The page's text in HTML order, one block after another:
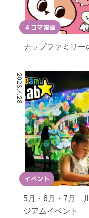
４コマ漫画
ナップファミリー
2026.4.28
イベント
5月・6月・7月
ジアムイベント